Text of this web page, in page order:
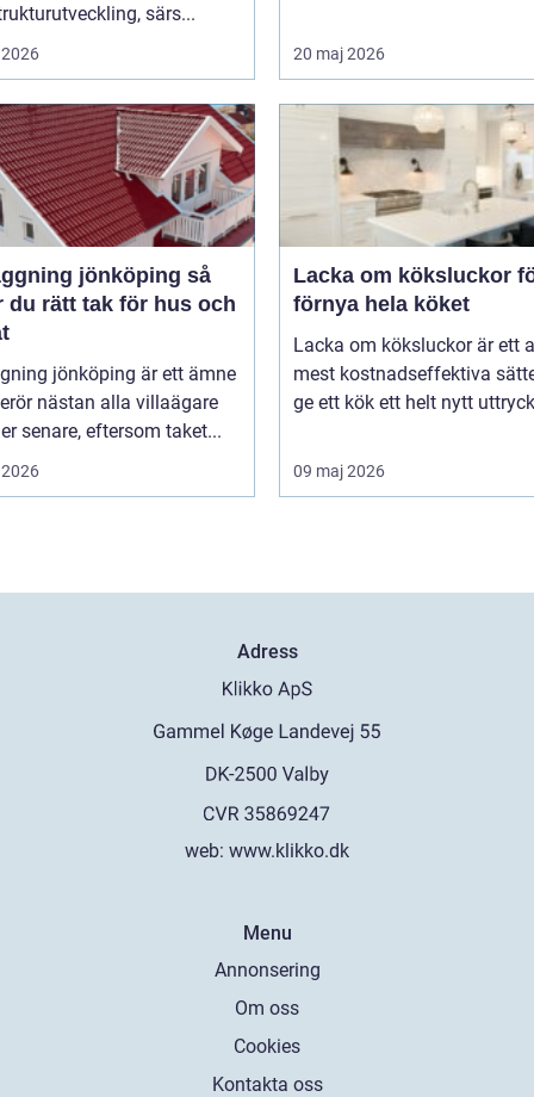
särs...
20 maj 2026
jönköping så
du rätt tak för hus och
jönköping är ett ämne
nästan alla villaägare
senare, eftersom taket...
Lacka om köksluckor
förnya hela köket
Lacka om köksluckor är ett
mest kostnadseffektiva
ge ett kök ett helt nytt
09 maj 2026
Adress
web: www.klikko.dk
Menu
Annonsering
Om oss
Cookies
Kontakta oss